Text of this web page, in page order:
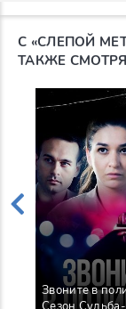
С «СЛЕПОЙ
ТАКЖЕ
Звоните в